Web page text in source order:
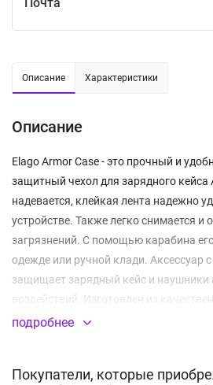
Описание Характеристики
Описание
Elago Armor Case - это прочный и
защитный чехол для зарядного кейса
надевается, клейкая лента надежно
устройстве. Также легко снимается и
загрязнений. С помощью карабина
одежде или ручной клади. Аксессуар
защищает зарядный кейс и наушники
воздействий. Изготовлен из
противоскользящей текстурой. Не
Приятная на ощупь текстура
подробнее
Покупатели, которые